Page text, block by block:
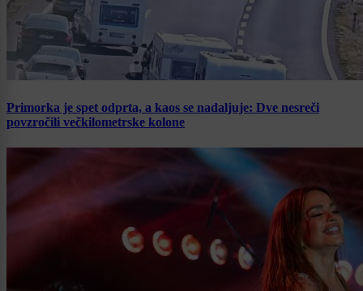
Primorka je spet odprta, a kaos se nadaljuje: Dve nesreči
povzročili večkilometrske kolone